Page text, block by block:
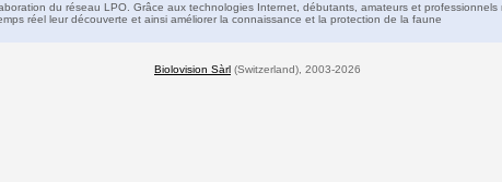
du réseau LPO. Grâce aux technologies Internet, débutants, amateurs et professionnels
réel leur découverte et ainsi améliorer la connaissance et la protection de la faune
Biolovision Sàrl (Switzerland), 2003-2026